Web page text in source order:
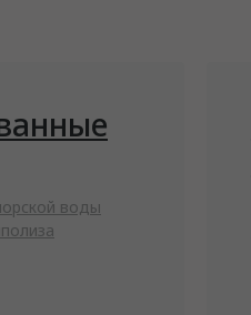
воды